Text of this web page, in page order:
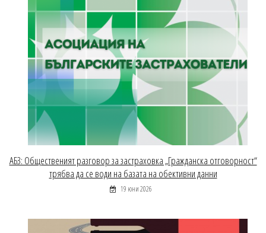
АБЗ: Общественият разговор за застраховка „Гражданска отговорност“
трябва да се води на базата на обективни данни
19 юни 2026